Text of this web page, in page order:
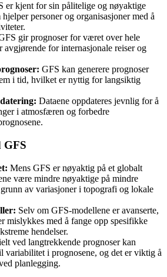
er kjent for sin pålitelige og nøyaktige
personer og organisasjoner med å
gir prognoser for været over hele
avgjørende for internasjonale reiser og
GFS kan generere prognoser
i tid, hvilket er nyttig for langsiktig
Dataene oppdateres jevnlig for å
i atmosfæren og forbedre
GFS
Mens GFS er nøyaktig på et globalt
være mindre nøyaktige på mindre
av variasjoner i topografi og lokale
Selv om GFS-modellene er avanserte,
mislykkes med å fange opp spesifikke
hendelser.
ved langtrekkende prognoser kan
variabilitet i prognosene, og det er viktig å
planlegging.